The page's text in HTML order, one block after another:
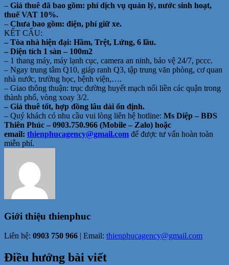
– Giá thuê đã bao gồm: phí dịch vụ quản lý, nước sinh hoạt,
thuế VAT 10%.
– Chưa bao gồm: điện, phí giữ xe.
KẾT CẤU:
– Tòa nhà hiện đại: Hầm, Trệt, Lửng, 6 lầu.
– Diện tích 1 sàn – 100m2
– 1 thang máy, máy lạnh cục, camera an ninh, bảo vệ 24/7, pccc.
– Ngay trung tâm Q10, giáp ranh Q3, tập trung văn phòng, cơ quan
nhà nước, trường học, bệnh viện,….
– Giao thông thuận: trục đường huyết mạch nối liền các quận trong
thành phố, vòng xoay 3/2.
– Giá thuê tốt, hợp đồng lâu dài ổn định.
– Quý khách có nhu cầu vui lòng liên hệ hotline: Ms Diệp – BĐS
Thiên Phúc – 0903.750.966 (Mobile – Zalo) hoặc
email: thienphucagency@gmail.com để được tư vấn hoàn toàn
miễn phí.
Giới thiệu thienphuc
Liên hệ: 0903 750 966 | Email: thienphucagency@gmail.com
Điều hướng bài viết